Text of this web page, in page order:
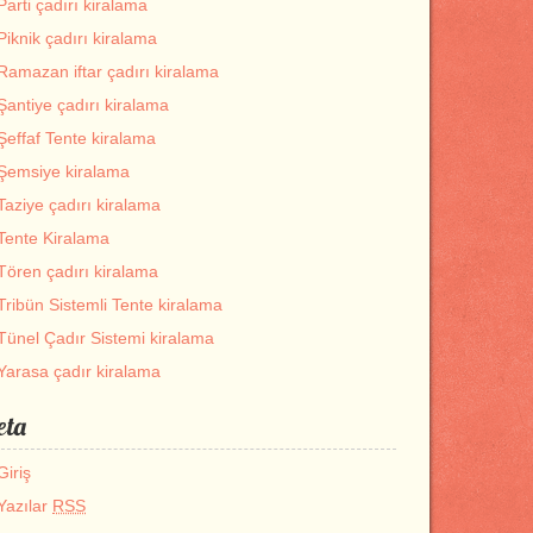
çadırı kiralama
çadırı kiralama
iftar çadırı kiralama
çadırı kiralama
Tente kiralama
kiralama
çadırı kiralama
Kiralama
çadırı kiralama
Sistemli Tente kiralama
Çadır Sistemi kiralama
çadır kiralama
RSS